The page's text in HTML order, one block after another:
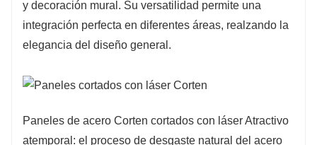
y decoración mural. Su versatilidad permite una
integración perfecta en diferentes áreas, realzando la
elegancia del diseño general.
Paneles de acero Corten cortados con láser Atractivo
atemporal: el proceso de desgaste natural del acero